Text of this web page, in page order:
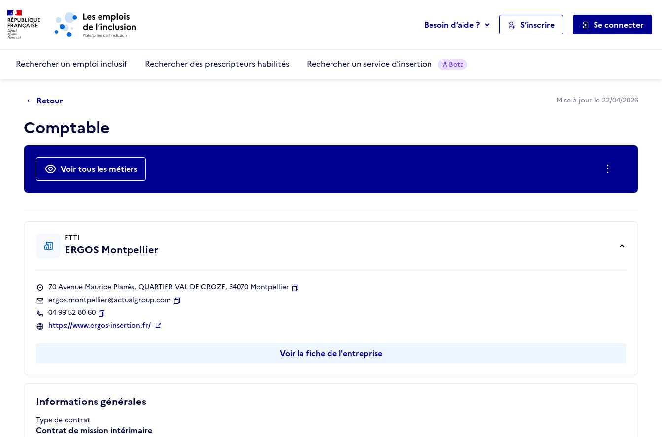
Aller au menu principal
Besoin d’aide ? S’inscrire Se connecter
Rechercher un emploi inclusif Rechercher des prescripteurs habilités Rechercher un service d'insertion Beta
Retour Mise à jour le 22/04/2026
Comptable
Actions rapides
Voir tous les métiers
Informations générales
Type de contrat
Contrat de mission intérimaire
ETTI
ERGOS Montpellier
70 Avenue Maurice Planès, QUARTIER VAL DE CROZE, 34070 Montpellier
ergos.montpellier@actualgroup.com
04 99 52 80 60
Copier
https://www.ergos-insertion.fr/
Voir la fiche de l'entreprise